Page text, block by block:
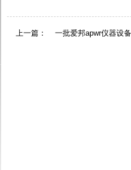
上一篇： 一批爱邦apwr仪器设